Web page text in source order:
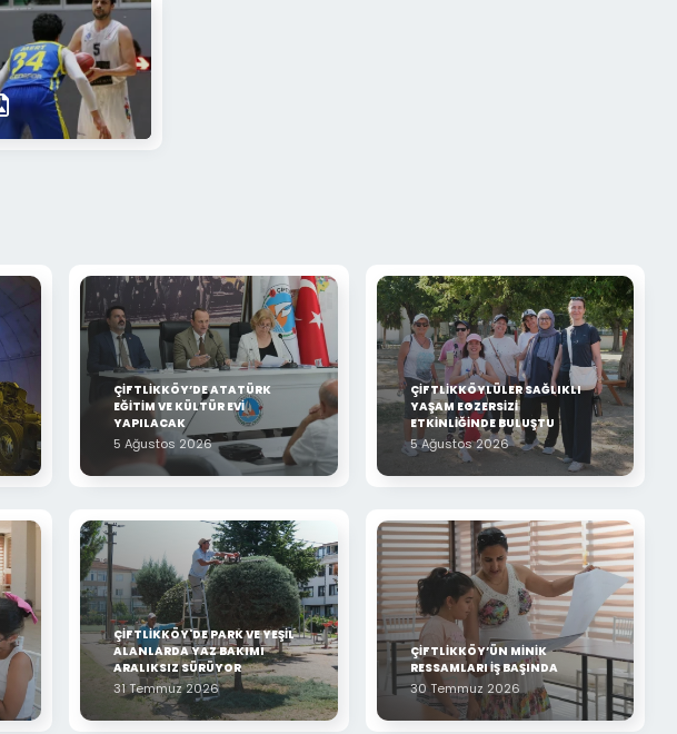
ÇİFTLİKKÖY’DE ATATÜRK
EĞİTİM VE KÜLTÜR EVİ
YAPILACAK
5 Ağustos 2026
ÇİFTLİKKÖYLÜLER SAĞLIKLI
YAŞAM EGZERSİZİ
ETKİNLİĞİNDE BULUŞTU
5 Ağustos 2026
ÇİFTLİKKÖY'DE PARK VE YEŞİL
ALANLARDA YAZ BAKIMI
ARALIKSIZ SÜRÜYOR
31 Temmuz 2026
ÇİFTLİKKÖY’ÜN MİNİK
RESSAMLARI İŞ BAŞINDA
30 Temmuz 2026